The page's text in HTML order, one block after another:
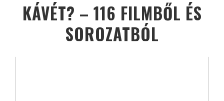
KÁVÉT? – 116 FILMBŐL ÉS
SOROZATBÓL